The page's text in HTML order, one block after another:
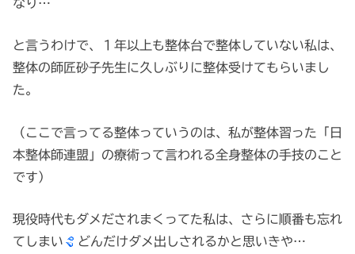
なり…
と言うわけで、１年以上も整体台で整体していない私は、
整体の師匠砂子先生に久しぶりに整体受けてもらいまし
た。
（ここで言ってる整体っていうのは、私が整体習った「日
本整体師連盟」の療術って言われる全身整体の手技のこと
です）
現役時代もダメだされまくってた私は、さらに順番も忘れ
てしまい
どんだけダメ出しされるかと思いきや…